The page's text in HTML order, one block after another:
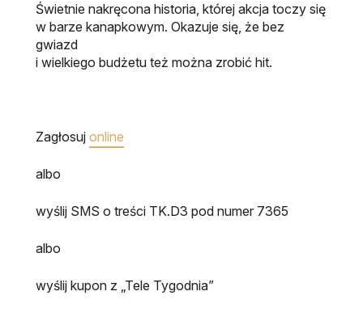
Świetnie nakręcona historia, której akcja toczy się
w barze kanapkowym. Okazuje się, że bez
gwiazd
i wielkiego budżetu też można zrobić hit.
Zagłosuj online
albo
wyślij SMS o treści TK.D3 pod numer 7365
albo
wyślij kupon z „Tele Tygodnia”